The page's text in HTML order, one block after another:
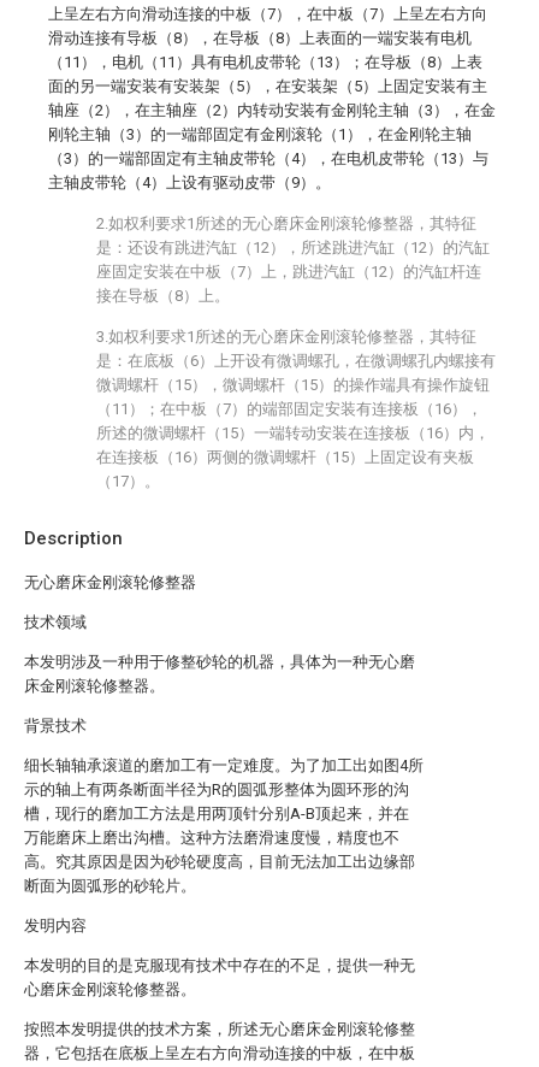
Description
无心磨床金刚滚轮修整器
技术领域
本发明涉及一种用于修整砂轮的机器，具体为一种无心磨
床金刚滚轮修整器。
背景技术
细长轴轴承滚道的磨加工有一定难度。为了加工出如图4所
示的轴上有两条断面半径为R的圆弧形整体为圆环形的沟
槽，现行的磨加工方法是用两顶针分别A-B顶起来，并在
万能磨床上磨出沟槽。这种方法磨滑速度慢，精度也不
高。究其原因是因为砂轮硬度高，目前无法加工出边缘部
断面为圆弧形的砂轮片。
发明内容
本发明的目的是克服现有技术中存在的不足，提供一种无
心磨床金刚滚轮修整器。
按照本发明提供的技术方案，所述无心磨床金刚滚轮修整
器，它包括在底板上呈左右方向滑动连接的中板，在中板
上呈左右方向滑动连接的中板（7），在中板（7）上呈左右方向
滑动连接有导板（8），在导板（8）上表面的一端安装有电机
（11），电机（11）具有电机皮带轮（13）；在导板（8）上表
面的另一端安装有安装架（5），在安装架（5）上固定安装有主
轴座（2），在主轴座（2）内转动安装有金刚轮主轴（3），在金
刚轮主轴（3）的一端部固定有金刚滚轮（1），在金刚轮主轴
（3）的一端部固定有主轴皮带轮（4），在电机皮带轮（13）与
主轴皮带轮（4）上设有驱动皮带（9）。
2.如权利要求1所述的无心磨床金刚滚轮修整器，其特征
是：还设有跳进汽缸（12），所述跳进汽缸（12）的汽缸
座固定安装在中板（7）上，跳进汽缸（12）的汽缸杆连
接在导板（8）上。
3.如权利要求1所述的无心磨床金刚滚轮修整器，其特征
是：在底板（6）上开设有微调螺孔，在微调螺孔内螺接有
微调螺杆（15），微调螺杆（15）的操作端具有操作旋钮
（11）；在中板（7）的端部固定安装有连接板（16），
所述的微调螺杆（15）一端转动安装在连接板（16）内，
在连接板（16）两侧的微调螺杆（15）上固定设有夹板
（17）。